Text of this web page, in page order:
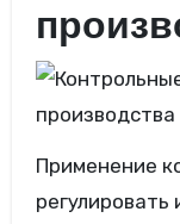
Применение
регулировать